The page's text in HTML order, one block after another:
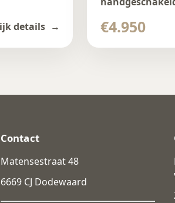
details €4.950
Contact
Matensestraat 48
6669 CJ Dodewaard